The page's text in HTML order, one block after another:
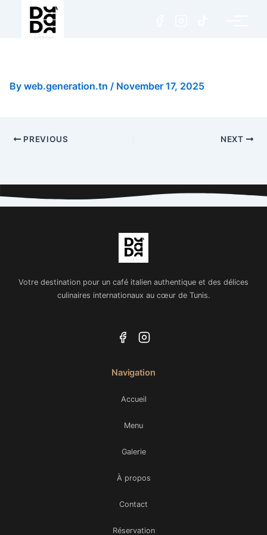
By web.generation.tn / November 17, 2025
PREVIOUS NEXT
Votre destination pour un café italien authentique et des délices
culinaires internationaux au cœur de Tunis.
Navigation
Accueil
Menu
Galerie
À propos
Contact
Réservation